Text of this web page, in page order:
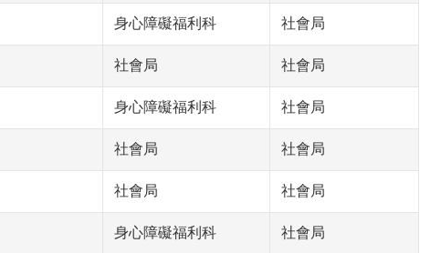
身心障礙福利科 社會局
社會局 社會局
身心障礙福利科 社會局
社會局 社會局
社會局 社會局
身心障礙福利科 社會局